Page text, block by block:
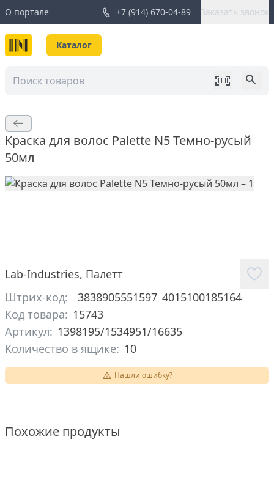
О портале +7 (914) 670-04-89 Заказать звонок
Каталог
Краска для волос Palette N5 Темно-русый
50мл
Lab-Industries, Палетт
Штрих-код:
3838905551597 4015100185164
Код товара: 15743
Артикул: 1398195/1534951/16635
Количество в ящике: 10
Нашли ошибку?
Похожие продукты